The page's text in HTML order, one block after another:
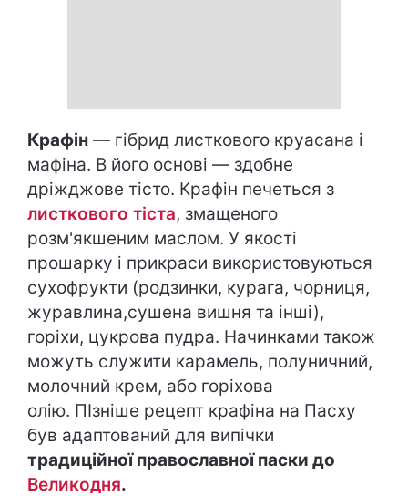
Крафін — гібрид листкового круасана і
мафіна. В його основі — здобне
дріжджове тісто. Крафін печеться з
листкового тіста, змащеного
розм'якшеним маслом. У якості
прошарку і прикраси використовуються
сухофрукти (родзинки, курага, чорниця,
журавлина,сушена вишня та інші),
горіхи, цукрова пудра. Начинками також
можуть служити карамель, полуничний,
молочний крем, або горіхова
олію. ПІзніше рецепт крафіна на Пасху
був адаптований для випічки
традиційної православної паски до
Великодня.